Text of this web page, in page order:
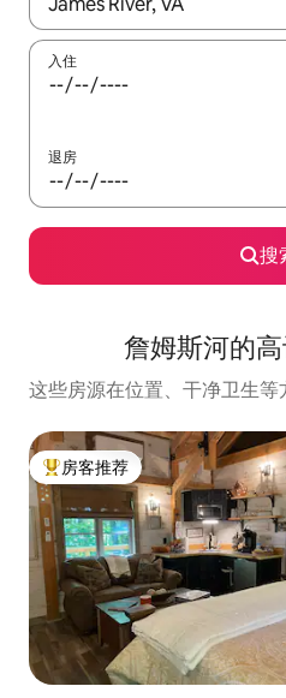
入住
退房
搜
詹姆斯河的
这些房源在位置、干净卫生等
热门「房客推荐」
房客推荐